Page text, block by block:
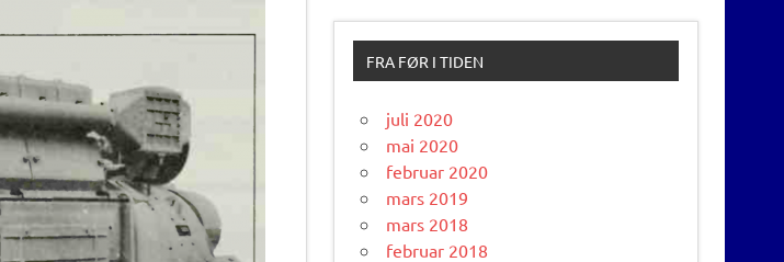
FRA FØR I TIDEN
juli 2020
mai 2020
februar 2020
mars 2019
mars 2018
februar 2018